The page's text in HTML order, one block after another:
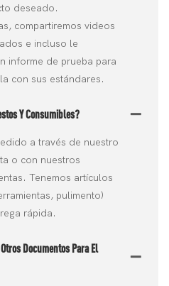
deseado.
compartiremos videos
e incluso le
informe de prueba para
con sus estándares.
Y Consumibles?
a través de nuestro
o con nuestros
Tenemos artículos
pulimento)
rápida.
Documentos Para El